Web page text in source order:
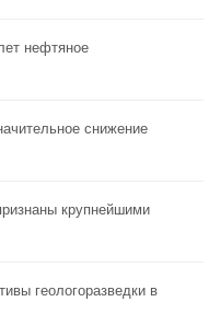
нефтяное
снижение
крупнейшими
геологоразведки в